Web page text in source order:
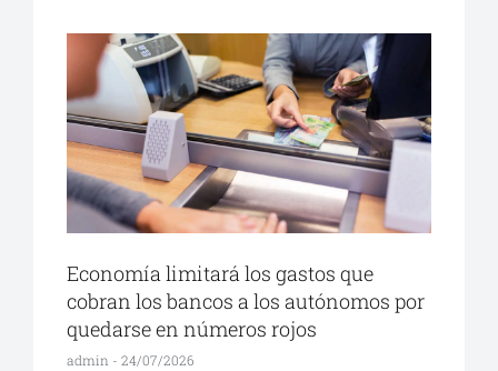
Economía limitará los gastos que
cobran los bancos a los autónomos por
quedarse en números rojos
admin 24/07/2026